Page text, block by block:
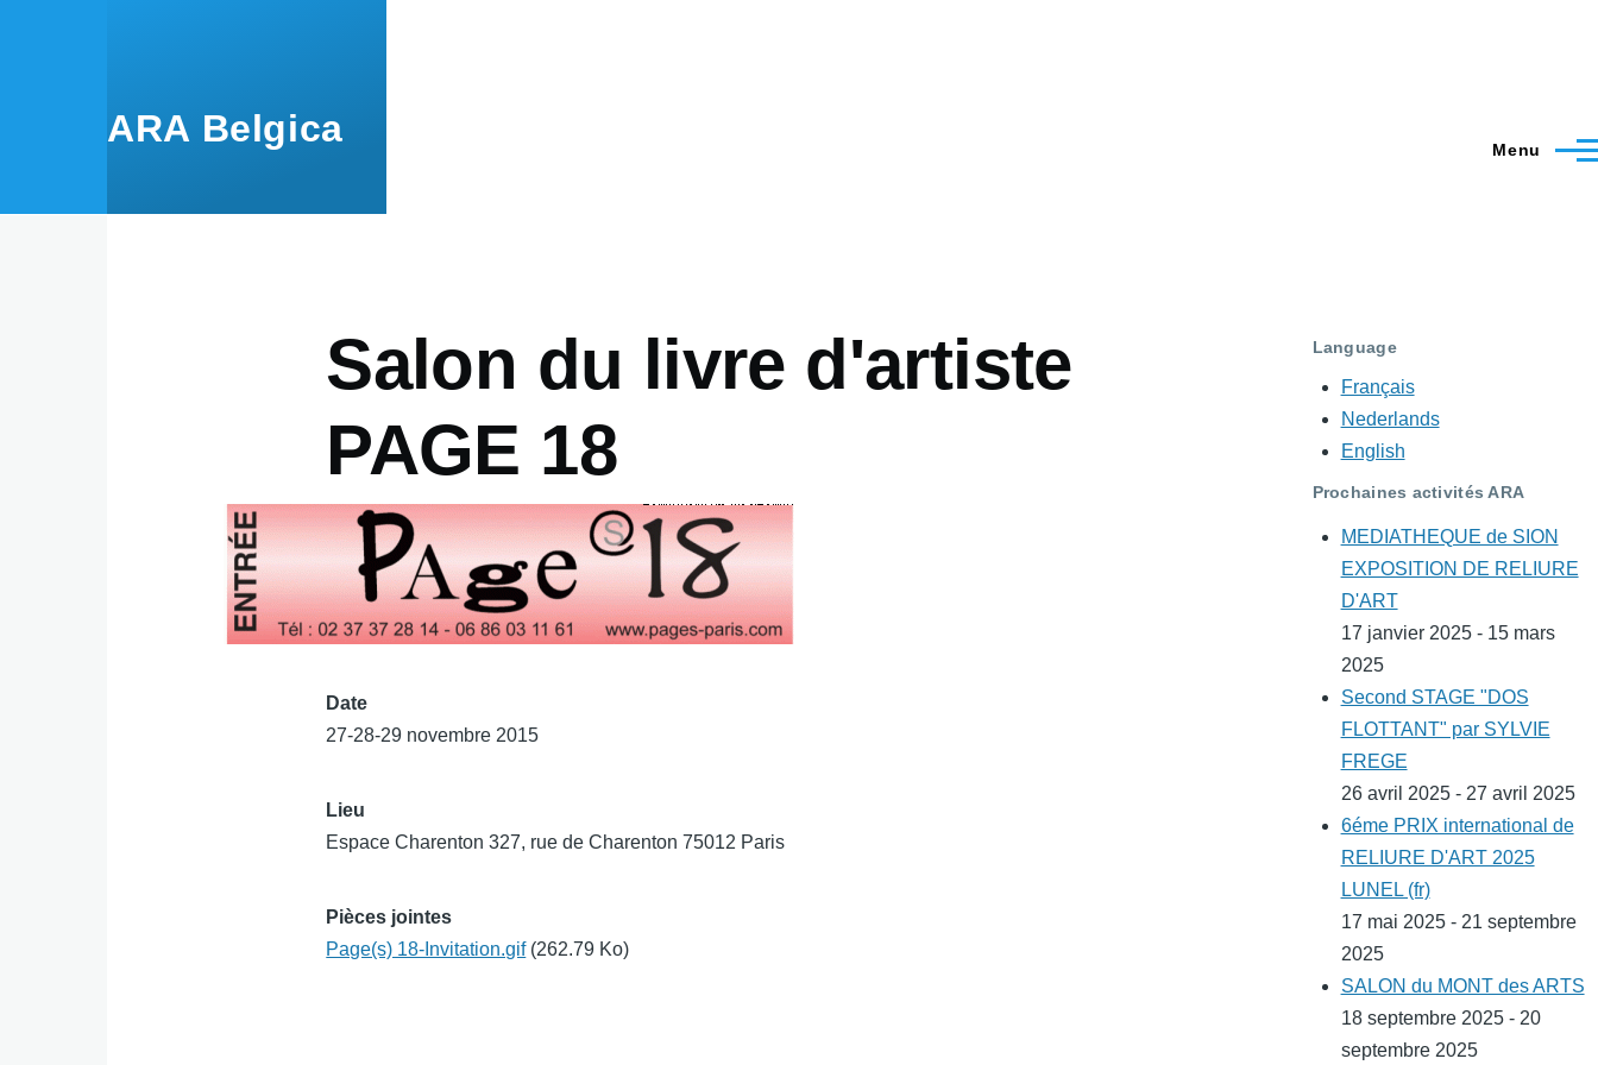
ARA Belgica Menu
Salon du livre d'artiste
PAGE 18
Date
27-28-29 novembre 2015
Lieu
Espace Charenton 327, rue de Charenton 75012 Paris
Pièces jointes
Page(s) 18-Invitation.gif (262.79 Ko)
Language
Français
Nederlands
English
Prochaines activités ARA
MEDIATHEQUE de SION
EXPOSITION DE RELIURE
D'ART
17 janvier 2025 - 15 mars
2025
Second STAGE "DOS
FLOTTANT" par SYLVIE
FREGE
26 avril 2025 - 27 avril 2025
6éme PRIX international de
RELIURE D'ART 2025
LUNEL (fr)
17 mai 2025 - 21 septembre
2025
SALON du MONT des ARTS
18 septembre 2025 - 20
septembre 2025